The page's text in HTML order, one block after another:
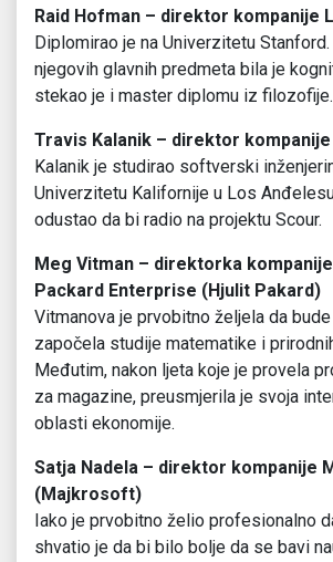
Raid Hofman – direktor kompanije
Diplomirao je na Univerzitetu
njegovih glavnih predmeta bila je
stekao je i master diplomu iz filozofije.
Travis Kalanik – direktor
Kalanik je studirao softverski
Univerzitetu Kalifornije u Los
odustao da bi radio na projektu Scour.
Meg Vitman – direktorka
Packard Enterprise (Hjulit Pakard)
Vitmanova je prvobitno željela da
započela studije matematike i
Međutim, nakon ljeta koje je provela
za magazine, preusmjerila je svoja
oblasti ekonomije.
Satja Nadela – direktor kompanije
(Majkrosoft)
Iako je prvobitno želio profesionalno
shvatio je da bi bilo bolje da se bavi